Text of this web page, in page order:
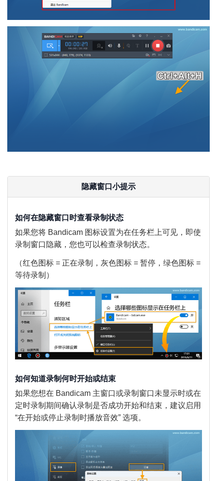
隐藏窗口小提示
如何在隐藏窗口时查看录制状态
如果您将 Bandicam 图标设置为在任务栏上可见，即使
录制窗口隐藏，您也可以检查录制状态。
（红色图标 = 正在录制，灰色图标 = 暂停，绿色图标 =
等待录制）
如何知道录制何时开始或结束
如果您想在 Bandicam 主窗口或录制窗口未显示时或在
定时录制期间确认录制是否成功开始和结束，建议启用
“在开始或停止录制时播放音效” 选项。